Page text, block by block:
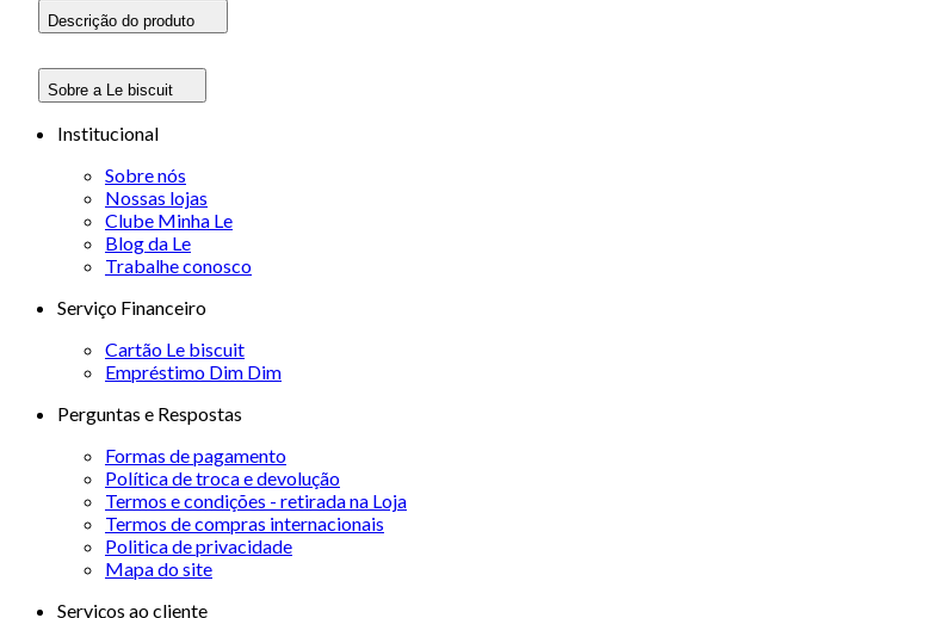
Descrição do produto
Sobre a Le biscuit
Institucional
Sobre nós
Nossas lojas
Clube Minha Le
Blog da Le
Trabalhe conosco
Serviço Financeiro
Cartão Le biscuit
Empréstimo Dim Dim
Perguntas e Respostas
Formas de pagamento
Política de troca e devolução
Termos e condições - retirada na Loja
Termos de compras internacionais
Politica de privacidade
Mapa do site
Serviços ao cliente